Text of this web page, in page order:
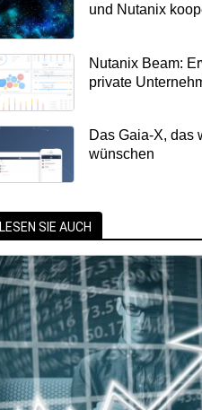
und Nutanix
Nutanix Beam:
private
Das Gaia-X, das
wünschen
LESEN SIE AUCH